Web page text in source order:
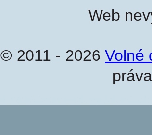
Web
© 2011 - 2026 Volné